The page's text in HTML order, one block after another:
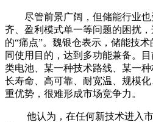
尽管前景广阔，但储能行业
齐、盈利模式单一等问题的困扰
的“痛点”。魏银仓表示，储能技
同使用目的，达到多功能兼备。
类电池、某一种技术路线、某一
长寿命、高可靠、耐宽温、规模
重优势，很难形成市场竞争力。
他认为，在任何新技术进入